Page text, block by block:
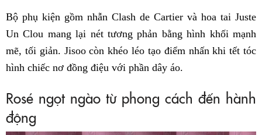
Bộ phụ kiện gồm nhẫn Clash de Cartier và hoa tai Juste
Un Clou mang lại nét tương phản bằng hình khối mạnh
mẽ, tối giản. Jisoo còn khéo léo tạo điểm nhấn khi tết tóc
hình chiếc nơ đồng điệu với phần dây áo.
Rosé ngọt ngào từ phong cách đến hành
động